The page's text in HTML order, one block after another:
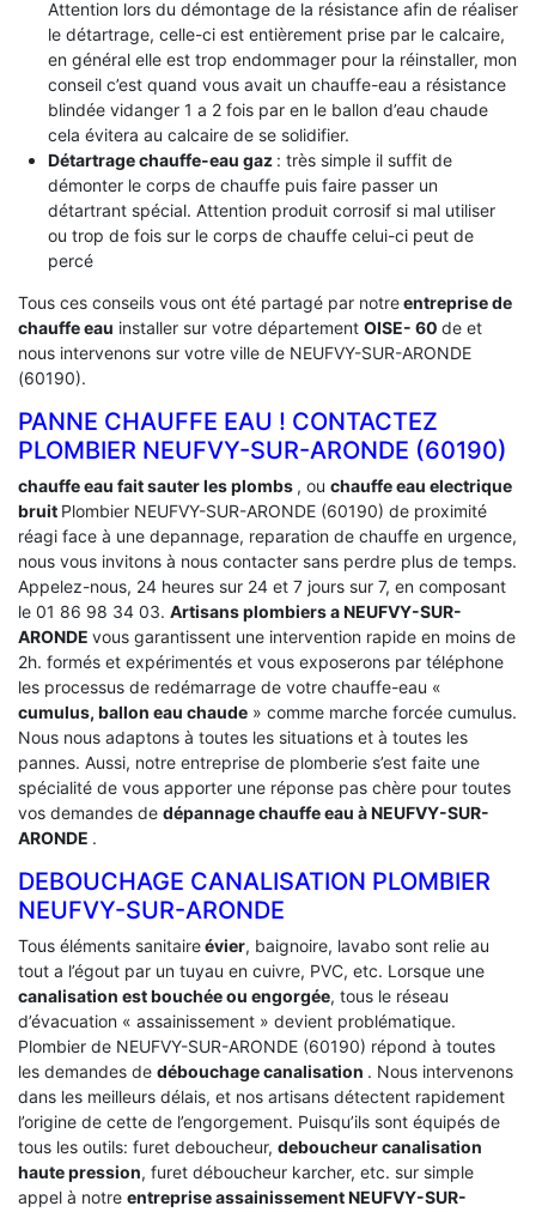
Attention lors du démontage de la résistance afin de réaliser
le détartrage, celle-ci est entièrement prise par le calcaire,
en général elle est trop endommager pour la réinstaller, mon
conseil c’est quand vous avait un chauffe-eau a résistance
blindée vidanger 1 a 2 fois par en le ballon d’eau chaude
cela évitera au calcaire de se solidifier.
Détartrage chauffe-eau gaz : très simple il suffit de
démonter le corps de chauffe puis faire passer un
détartrant spécial. Attention produit corrosif si mal utiliser
ou trop de fois sur le corps de chauffe celui-ci peut de
percé
Tous ces conseils vous ont été partagé par notreentreprise de
chauffe eau installer sur votre département OISE- 60 de et
nous intervenons sur votre ville de NEUFVY-SUR-ARONDE
(60190).
PANNE CHAUFFE EAU ! CONTACTEZ
PLOMBIER NEUFVY-SUR-ARONDE (60190)
chauffe eau fait sauter les plombs , ou chauffe eau electrique
bruit Plombier NEUFVY-SUR-ARONDE (60190) de proximité
réagi face à une depannage, reparation de chauffe en urgence,
nous vous invitons à nous contacter sans perdre plus de temps.
Appelez-nous, 24 heures sur 24 et 7 jours sur 7, en composant
le 01 86 98 34 03. Artisans plombiers a NEUFVY-SUR-
ARONDE vous garantissent une intervention rapide en moins de
2h. formés et expérimentés et vous exposerons par téléphone
les processus de redémarrage de votre chauffe-eau «
cumulus, ballon eau chaude » comme marche forcée cumulus.
Nous nous adaptons à toutes les situations et à toutes les
pannes. Aussi, notre entreprise de plomberie s’est faite une
spécialité de vous apporter une réponse pas chère pour toutes
vos demandes de dépannage chauffe eau à NEUFVY-SUR-
ARONDE .
DEBOUCHAGE CANALISATION PLOMBIER
NEUFVY-SUR-ARONDE
Tous éléments sanitaireévier, baignoire, lavabo sont relie au
tout a l’égout par un tuyau en cuivre, PVC, etc. Lorsque une
canalisation est bouchée ou engorgée, tous le réseau
d’évacuation « assainissement » devient problématique.
Plombier de NEUFVY-SUR-ARONDE (60190) répond à toutes
les demandes de débouchage canalisation . Nous intervenons
dans les meilleurs délais, et nos artisans détectent rapidement
l’origine de cette de l’engorgement. Puisqu’ils sont équipés de
tous les outils: furet deboucheur, deboucheur canalisation
haute pression, furet déboucheur karcher, etc. sur simple
appel à notre entreprise assainissement NEUFVY-SUR-